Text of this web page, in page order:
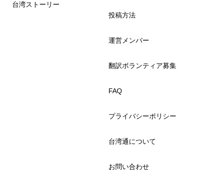
台湾ストーリー
投稿方法
運営メンバー
翻訳ボランティア募集
FAQ
プライバシーポリシー
台湾通について
お問い合わせ